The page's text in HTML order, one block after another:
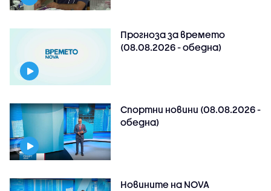
Прогноза за времето
(08.08.2026 - обедна)
Спортни новини (08.08.2026 -
обедна)
Новините на NOVA